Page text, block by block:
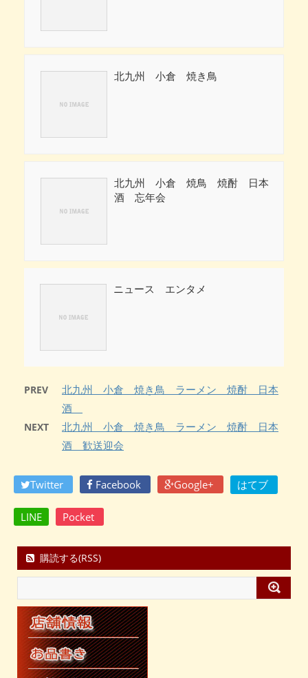
北九州 小倉 焼き鳥
北九州 小倉 焼鳥 焼酎 日本
酒 忘年会
ニュース エンタメ
PREV
北九州 小倉 焼き鳥 ラーメン 焼酎 日本
酒
NEXT
北九州 小倉 焼き鳥 ラーメン 焼酎 日本
酒 歓送迎会
Twitter Facebook Google+ はてブ
LINE Pocket
購読する(RSS)